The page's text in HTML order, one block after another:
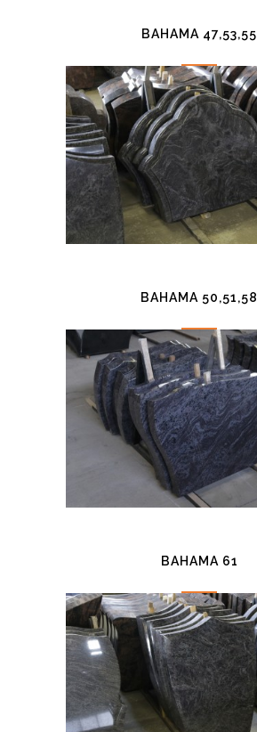
BAHAMA 47,53,55
BAHAMA 50,51,58
BAHAMA 61